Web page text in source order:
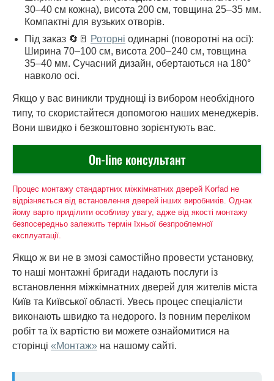
30–40 см кожна), висота 200 см, товщина 25–35 мм.
Компактні для вузьких отворів.
Під заказ 🔄🚪 Роторні одинарні (поворотні на осі):
Ширина 70–100 см, висота 200–240 см, товщина
35–40 мм. Сучасний дизайн, обертаються на 180°
навколо осі.
Якщо у вас виникли труднощі із вибором необхідного
типу, то скористайтеся допомогою наших менеджерів.
Вони швидко і безкоштовно зорієнтують вас.
On-line консультант
Процес монтажу стандартних міжкімнатних дверей Korfad не
відрізняється від встановлення дверей інших виробників. Однак
йому варто приділити особливу увагу, адже від якості монтажу
безпосередньо залежить термін їхньої безпроблемної
експлуатації.
Якщо ж ви не в змозі самостійно провести установку,
то наші монтажні бригади надають послуги із
встановлення міжкімнатних дверей для жителів міста
Київ та Київської області. Увесь процес спеціалісти
виконають швидко та недорого. Із повним переліком
робіт та їх вартістю ви можете ознайомитися на
сторінці «Монтаж» на нашому сайті.